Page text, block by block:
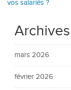
vos salariés ?
Archives
mars 2026
février 2026